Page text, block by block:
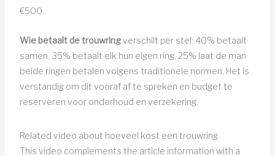
€500.
Wie betaalt de trouwringverschilt per stel: 40% betaalt
samen, 35% betaalt elk hun eigen ring, 25% laat de man
beide ringen betalen volgens traditionele normen. Het is
verstandig om dit vooraf af te spreken en budget te
reserveren voor onderhoud en verzekering.
Related video about hoeveel kost een trouwring
This video complements the article information with a